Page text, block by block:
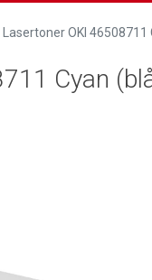
Lasertoner OKI
Cyan